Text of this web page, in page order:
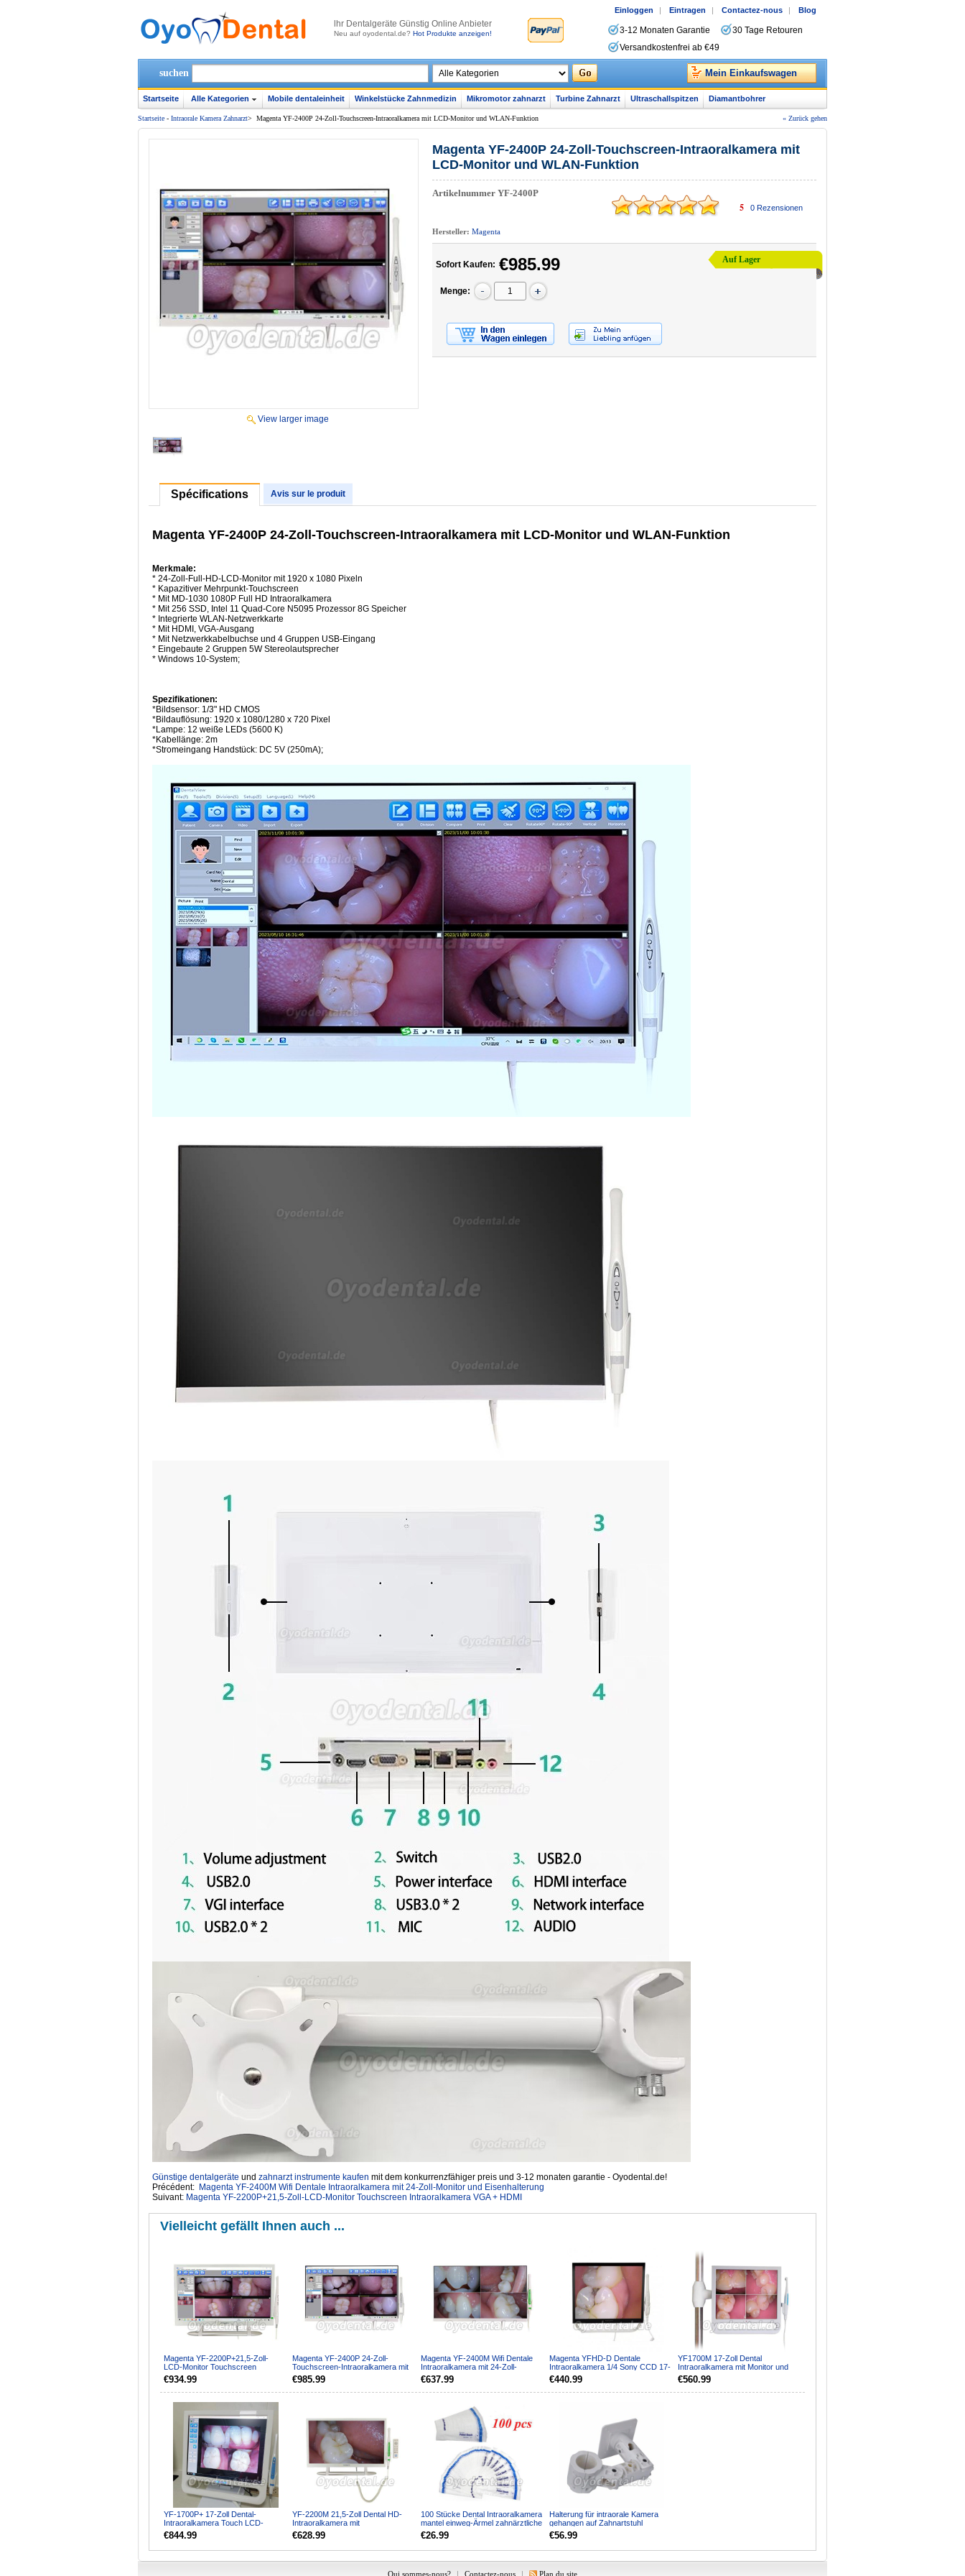
lhr Dentalgeräte Günstig Online Anbieter
Neu auf oyodental.de? Hot Produkte anzeigen!
Einloggen | Eintragen | Contactez-nous | Blog
3-12 Monaten Garantie
30 Tage Retouren
Versandkostenfrei ab €49
suchen Mein Einkaufswagen
Startseite Alle Kategorien Mobile dentaleinheit Winkelstücke Zahnmedizin Mikromotor zahnarzt Turbine Zahnarzt Ultraschallspitzen Diamantbohrer
Startseite - Intraorale Kamera Zahnarzt> Magenta YF-2400P 24-Zoll-Touchscreen-Intraoralkamera mit LCD-Monitor und WLAN-Funktion « Zurück gehen
View larger image
Magenta YF-2400P 24-Zoll-Touchscreen-Intraoralkamera mit
LCD-Monitor und WLAN-Funktion
Artikelnummer YF-2400P
5 0Rezensionen
Hersteller: Magenta
Auf Lager
Sofort Kaufen: €985.99
Menge:
Spécifications Avis sur le produit
Magenta YF-2400P 24-Zoll-Touchscreen-Intraoralkamera mit LCD-Monitor und WLAN-Funktion
Merkmale:
* 24-Zoll-Full-HD-LCD-Monitor mit 1920 x 1080 Pixeln
* Kapazitiver Mehrpunkt-Touchscreen
* Mit MD-1030 1080P Full HD Intraoralkamera
* Mit 256 SSD, Intel 11 Quad-Core N5095 Prozessor 8G Speicher
* Integrierte WLAN-Netzwerkkarte
* Mit HDMI, VGA-Ausgang
* Mit Netzwerkkabelbuchse und 4 Gruppen USB-Eingang
* Eingebaute 2 Gruppen 5W Stereolautsprecher
* Windows 10-System;
Spezifikationen:
*Bildsensor: 1/3" HD CMOS
*Bildauflösung: 1920 x 1080/1280 x 720 Pixel
*Lampe: 12 weiße LEDs (5600 K)
*Kabellänge: 2m
*Stromeingang Handstück: DC 5V (250mA);
Günstige dentalgeräte ‎ und zahnarzt instrumente kaufen mit dem konkurrenzfähiger preis und 3-12 monaten garantie - Oyodental.de!
Précédent: Magenta YF-2400M Wifi Dentale Intraoralkamera mit 24-Zoll-Monitor und Eisenhalterung
Suivant: Magenta YF-2200P+21,5-Zoll-LCD-Monitor Touchscreen Intraoralkamera VGA + HDMI
Vielleicht gefällt Ihnen auch ...
Magenta YF-2200P+21,5-Zoll-
LCD-Monitor Touchscreen
Intraoralkamera VGA + HDMI
€934.99
Magenta YF-2400P 24-Zoll-
Touchscreen-Intraoralkamera mit
LCD-Monitor und WLAN-Fu...
€985.99
Magenta YF-2400M Wifi Dentale
Intraoralkamera mit 24-Zoll-
Monitor und Eisenhalte...
€637.99
Magenta YFHD-D Dentale
Intraoralkamera 1/4 Sony CCD 17-
Zoll-Monitor und Stützarm...
€440.99
YF1700M 17-Zoll Dental
Intraoralkamera mit Monitor und
Halterung 1024 x 768 Pixe...
€560.99
YF-1700P+ 17-Zoll Dental-
Intraoralkamera Touch LCD-
Bildschirm für Dentaleinheit ...
€844.99
YF-2200M 21,5-Zoll Dental HD-
Intraoralkamera mit
Monitorbildschirm und Halterung...
€628.99
100 Stücke Dental Intraoralkamera
mantel einweg-Ärmel zahnärztliche
kamerahalter...
€26.99
Halterung für intraorale Kamera
gehangen auf Zahnartstuhl
€56.99
Qui sommes-nous? | Contactez-nous | Plan du site